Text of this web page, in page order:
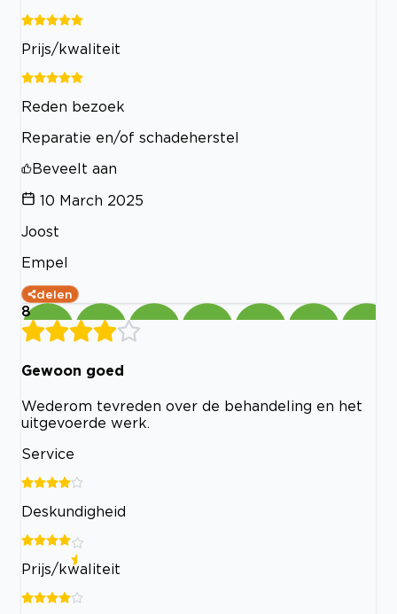
Prijs/kwaliteit
Reden bezoek
Reparatie en/of schadeherstel
Beveelt aan
10 March 2025
Joost
Empel
delen
8
Gewoon goed
Wederom tevreden over de behandeling en het
uitgevoerde werk.
Service
Deskundigheid
Prijs/kwaliteit